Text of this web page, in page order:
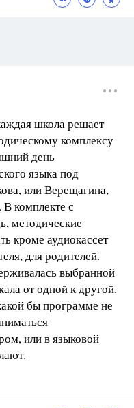
школа решает
комплексу
день
языка под
или Верещагина,
комплекте с
методические
кроме аудиокассет
для родителей.
выбранной
от одной к другой.
бы программе не
или в языковой